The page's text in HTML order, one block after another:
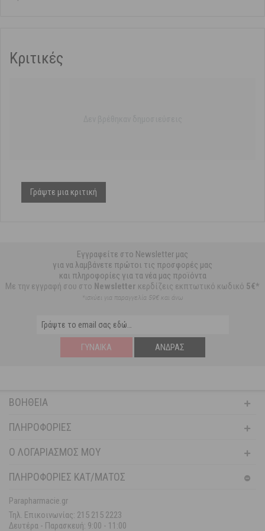
Κριτικές
Γράψτε μια κριτική
Εγγραφείτε στο Newsletter μας
για να λαμβάνετε πρώτοι τις προσφορές μας
και πληροφορίες για τα νέα μας προϊόντα
Με την εγγραφή σου στο Newsletter κερδίζεις εκπτωτικό κωδικό 5€*
*ισχύει για παραγγελία 59€ και άνω
ΓΥΝΑΊΚΑ ΆΝΔΡΑΣ
ΒΟΉΘΕΙΑ
ΠΛΗΡΟΦΟΡΊΕΣ
Ο ΛΟΓΑΡΙΑΣΜΌΣ ΜΟΥ
ΠΛΗΡΟΦΟΡΙΕΣ ΚΑΤ/ΜΑΤΟΣ
Parapharmacie.gr
Τηλ. Επικοινωνίας: 215 215 2223
Δευτέρα - Παρασκευή: 9:00 - 11:00